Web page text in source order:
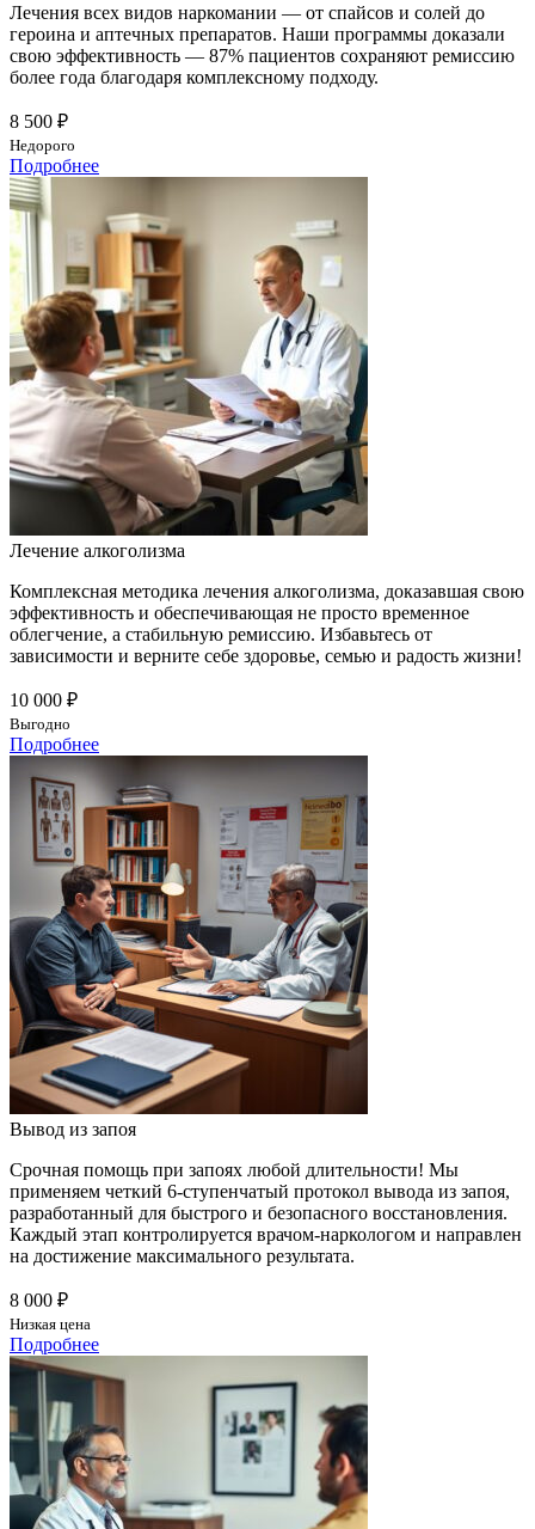
Лечения всех видов наркомании — от спайсов и солей до
героина и аптечных препаратов. Наши программы доказали
свою эффективность — 87% пациентов сохраняют ремиссию
более года благодаря комплексному подходу.
8 500 ₽
Недорого
Подробнее
Лечение алкоголизма
Комплексная методика лечения алкоголизма, доказавшая свою
эффективность и обеспечивающая не просто временное
облегчение, а стабильную ремиссию. Избавьтесь от
зависимости и верните себе здоровье, семью и радость жизни!
10 000 ₽
Выгодно
Подробнее
Вывод из запоя
Срочная помощь при запоях любой длительности! Мы
применяем четкий 6-ступенчатый протокол вывода из запоя,
разработанный для быстрого и безопасного восстановления.
Каждый этап контролируется врачом-наркологом и направлен
на достижение максимального результата.
8 000 ₽
Низкая цена
Подробнее